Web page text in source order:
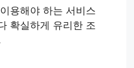
용해야 하는 서비스
확실하게 유리한 조